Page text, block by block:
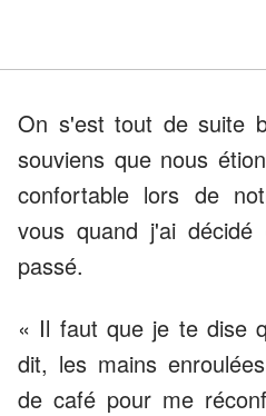
On s'est tout de suite
souviens que nous
confortable lors de
vous quand j'ai
passé.
« Il faut que je te dise
dit, les mains
de café pour me